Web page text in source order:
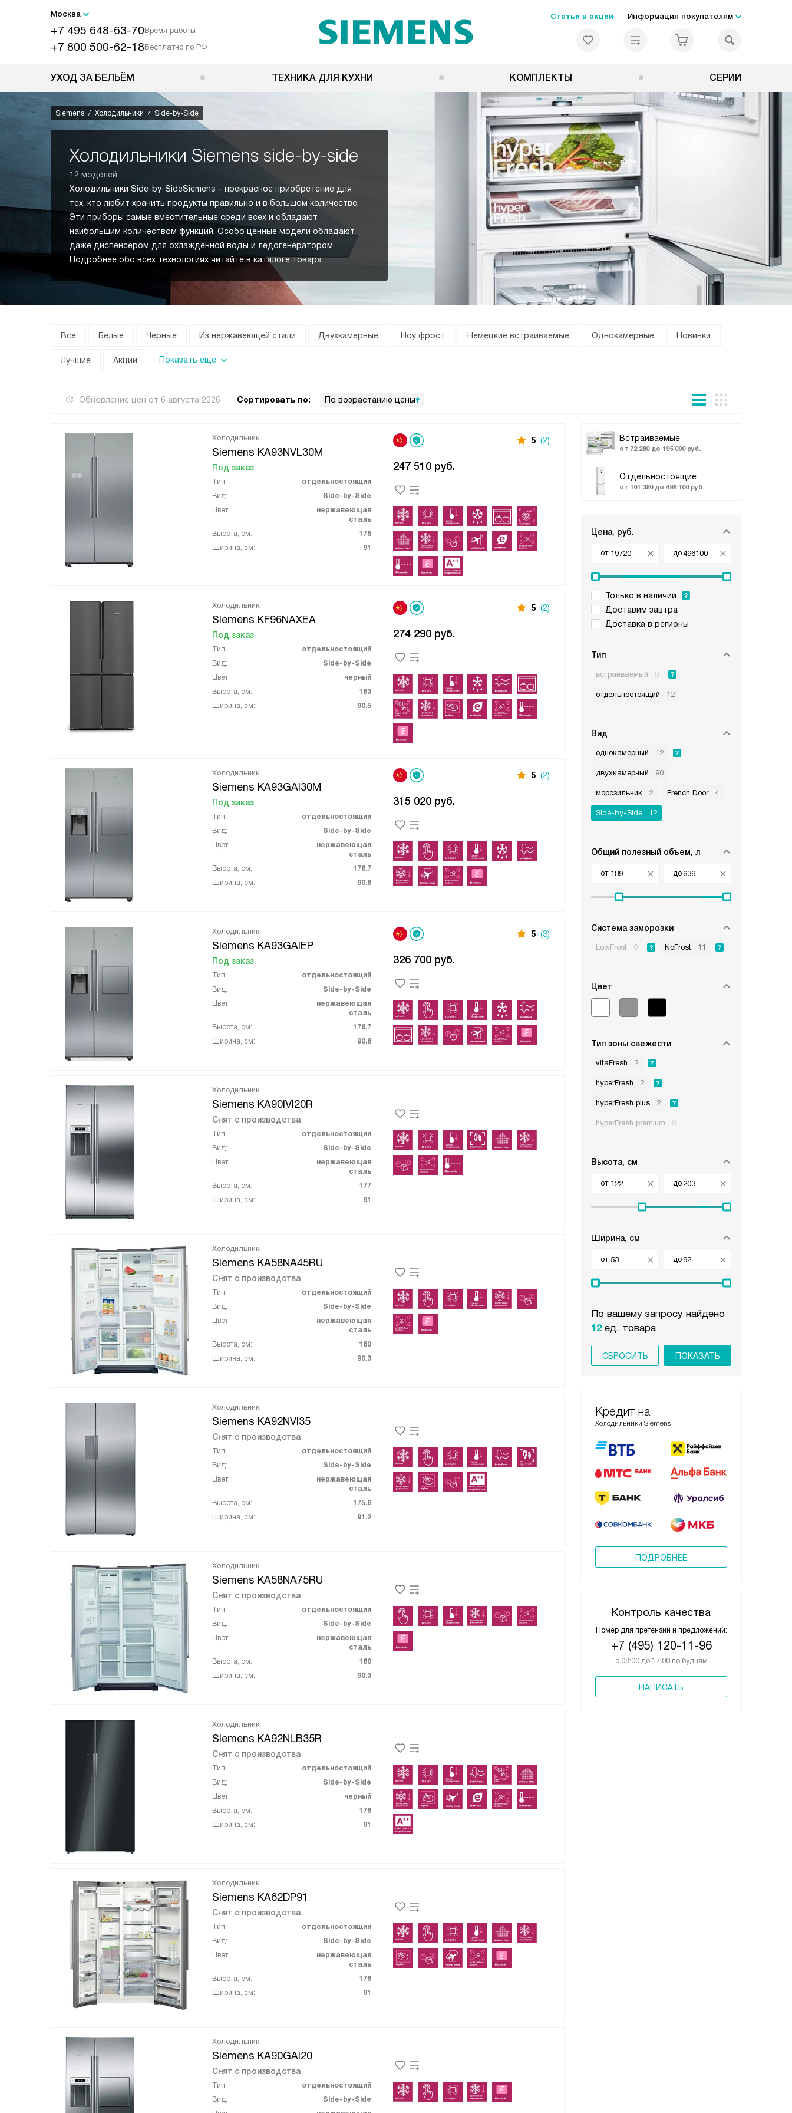
Москва
+7 495 648-63-70Время работы
+7 800 500-62-18Бесплатно по РФ
Статьи и акции Информация покупателям
УХОД ЗА БЕЛЬЁМ ТЕХНИКА ДЛЯ КУХНИ КОМПЛЕКТЫ СЕРИИ
Siemens Холодильники Side-by-Side
Холодильники Siemens side-by-side
12 моделей
Холодильники Side-by-SideSiemens – прекрасное приобретение для
тех, кто любит хранить продукты правильно и в большом количестве.
Эти приборы самые вместительные среди всех и обладают
наибольшим количеством функций. Особо ценные модели обладают
даже диспенсером для охлаждённой воды и лёдогенератором.
Подробнее обо всех технологиях читайте в каталоге товара.
Все Белые Черные Из нержавеющей стали Двухкамерные Ноу фрост Немецкие встраиваемые Однокамерные Новинки
Лучшие Акции Показать еще
Обновление цен от 6 августа 2026 Сортировать по: По возрастанию цены
Встраиваемые
от 72 280 до 195 000 руб.
Отдельностоящие
от 101 380 до 496 100 руб.
Цена, руб.
от до
Только в наличии
Доставим завтра
Доставка в регионы
Тип
встраиваемый 0
отдельностоящий 12
Вид
однокамерный 12
двухкамерный 90
морозильник 2 French Door 4
Side-by-Side 12
Общий полезный объем, л
от до
Система заморозки
LowFrost 0 NoFrost 11
Цвет
Тип зоны свежести
vitaFresh 2
hyperFresh 2
hyperFresh plus 2
hyperFresh premium 0
Высота, см
от до
Ширина, см
от до
По вашему запросу найдено
12ед. товара
СБРОСИТЬ
Кредит на
Холодильники Siemens
ПОДРОБНЕЕ
Контроль качества
Номер для претензий и предложений:
+7 (495) 120-11-96
с 08:00 до 17:00 по будням
НАПИСАТЬ
Холодильник
Siemens KA93NVL30M
Под заказ
Тип:
отдельностоящий
Вид:
Side-by-Side
Цвет:
нержавеющая
сталь
Высота, см:
178
Ширина, см:
91
5 (2)
247 510 руб.
Холодильник
Siemens KF96NAXEA
Под заказ
Тип:
отдельностоящий
Вид:
Side-by-Side
Цвет:
черный
Высота, см:
183
Ширина, см:
90.5
5 (2)
274 290 руб.
Холодильник
Siemens KA93GAI30M
Под заказ
Тип:
отдельностоящий
Вид:
Side-by-Side
Цвет:
нержавеющая
сталь
Высота, см:
178.7
Ширина, см:
90.8
5 (2)
315 020 руб.
Холодильник
Siemens KA93GAIEP
Под заказ
Тип:
отдельностоящий
Вид:
Side-by-Side
Цвет:
нержавеющая
сталь
Высота, см:
178.7
Ширина, см:
90.8
5 (3)
326 700 руб.
Холодильник
Siemens KA90IVI20R
Снят с производства
Тип:
отдельностоящий
Вид:
Side-by-Side
Цвет:
нержавеющая
сталь
Высота, см:
177
Ширина, см:
91
Холодильник
Siemens KA58NA45RU
Снят с производства
Тип:
отдельностоящий
Вид:
Side-by-Side
Цвет:
нержавеющая
сталь
Высота, см:
180
Ширина, см:
90.3
Холодильник
Siemens KA92NVI35
Снят с производства
Тип:
отдельностоящий
Вид:
Side-by-Side
Цвет:
нержавеющая
сталь
Высота, см:
175.6
Ширина, см:
91.2
Холодильник
Siemens KA58NA75RU
Снят с производства
Тип:
отдельностоящий
Вид:
Side-by-Side
Цвет:
нержавеющая
сталь
Высота, см:
180
Ширина, см:
90.3
Холодильник
Siemens KA92NLB35R
Снят с производства
Тип:
отдельностоящий
Вид:
Side-by-Side
Цвет:
черный
Высота, см:
176
Ширина, см:
91
Холодильник
Siemens KA62DP91
Снят с производства
Тип:
отдельностоящий
Вид:
Side-by-Side
Цвет:
нержавеющая
сталь
Высота, см:
176
Ширина, см:
91
Холодильник
Siemens KA90GAI20
Снят с производства
Тип:
отдельностоящий
Вид:
Side-by-Side